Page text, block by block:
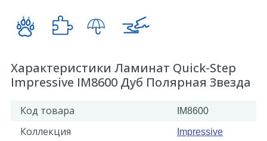
Характеристики Ламинат Quick-Step
Impressive IM8600 Дуб Полярная Звезда
Код товара IM8600
Коллекция Impressive